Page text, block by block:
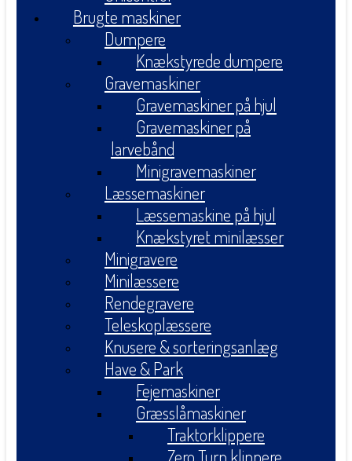
Brugte maskiner
Dumpere
Knækstyrede dumpere
Gravemaskiner
Gravemaskiner på hjul
Gravemaskiner på
larvebånd
Minigravemaskiner
Læssemaskiner
Læssemaskine på hjul
Knækstyret minilæsser
Minigravere
Minilæssere
Rendegravere
Teleskoplæssere
Knusere & sorteringsanlæg
Have & Park
Fejemaskiner
Græsslåmaskiner
Traktorklippere
Zero Turn klippere